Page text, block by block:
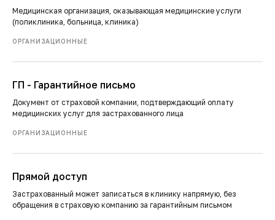
Медицинская организация, оказывающая медицинские услуги
(поликлиника, больница, клиника)
ОРГАНИЗАЦИОННЫЕ
ГП - Гарантийное письмо
Документ от страховой компании, подтверждающий оплату
медицинских услуг для застрахованного лица
ОРГАНИЗАЦИОННЫЕ
Прямой доступ
Застрахованный может записаться в клинику напрямую, без
обращения в страховую компанию за гарантийным письмом